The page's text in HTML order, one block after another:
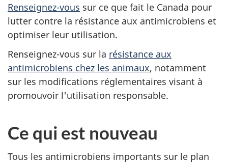
Renseignez-vous sur ce que fait le Canada pour
lutter contre la résistance aux antimicrobiens et
optimiser leur utilisation.
Renseignez-vous sur la résistance aux
antimicrobiens chez les animaux, notamment
sur les modifications réglementaires visant à
promouvoir l'utilisation responsable.
Ce qui est nouveau
Tous les antimicrobiens importants sur le plan